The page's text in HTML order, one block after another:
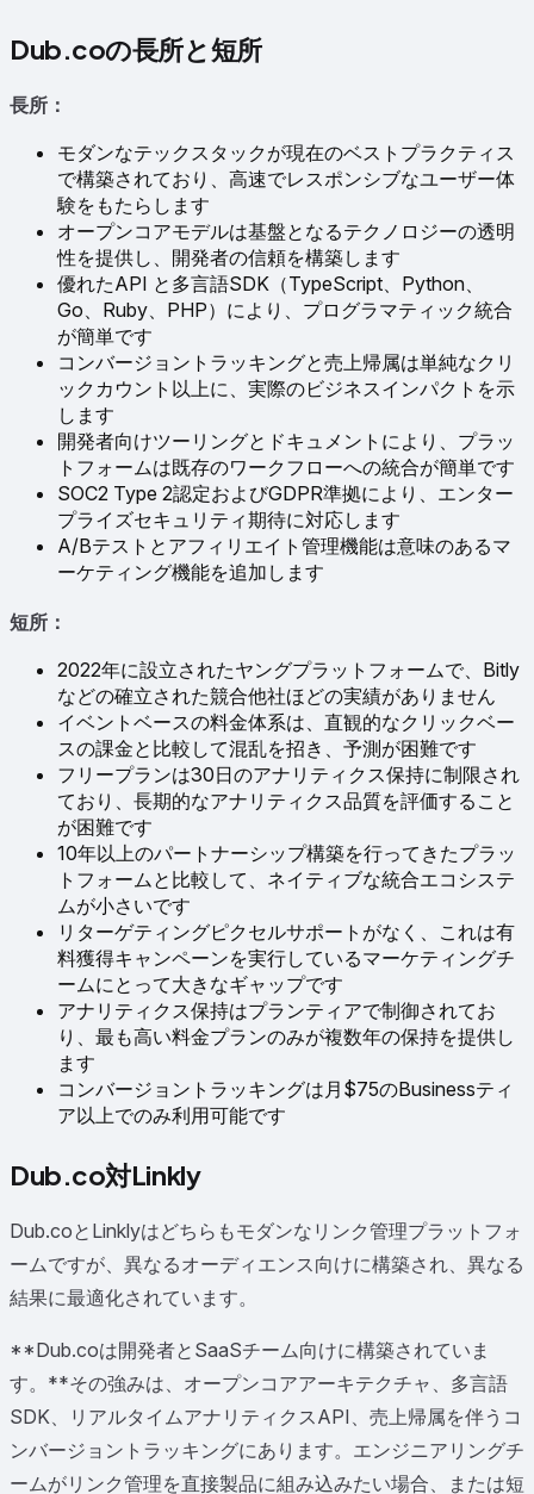
Dub.coの長所と短所
長所：
モダンなテックスタックが現在のベストプラクティス
で構築されており、高速でレスポンシブなユーザー体
験をもたらします
オープンコアモデルは基盤となるテクノロジーの透明
性を提供し、開発者の信頼を構築します
優れたAPI と多言語SDK（TypeScript、Python、
Go、Ruby、PHP）により、プログラマティック統合
が簡単です
コンバージョントラッキングと売上帰属は単純なクリ
ックカウント以上に、実際のビジネスインパクトを示
します
開発者向けツーリングとドキュメントにより、プラッ
トフォームは既存のワークフローへの統合が簡単です
SOC2 Type 2認定およびGDPR準拠により、エンター
プライズセキュリティ期待に対応します
A/Bテストとアフィリエイト管理機能は意味のあるマ
ーケティング機能を追加します
短所：
2022年に設立されたヤングプラットフォームで、Bitly
などの確立された競合他社ほどの実績がありません
イベントベースの料金体系は、直観的なクリックベー
スの課金と比較して混乱を招き、予測が困難です
フリープランは30日のアナリティクス保持に制限され
ており、長期的なアナリティクス品質を評価すること
が困難です
10年以上のパートナーシップ構築を行ってきたプラッ
トフォームと比較して、ネイティブな統合エコシステ
ムが小さいです
リターゲティングピクセルサポートがなく、これは有
料獲得キャンペーンを実行しているマーケティングチ
ームにとって大きなギャップです
アナリティクス保持はプランティアで制御されてお
り、最も高い料金プランのみが複数年の保持を提供し
ます
コンバージョントラッキングは月$75のBusinessティ
ア以上でのみ利用可能です
Dub.co対Linkly
Dub.coとLinklyはどちらもモダンなリンク管理プラットフォ
ームですが、異なるオーディエンス向けに構築され、異なる
結果に最適化されています。
**Dub.coは開発者とSaaSチーム向けに構築されていま
す。**その強みは、オープンコアアーキテクチャ、多言語
SDK、リアルタイムアナリティクスAPI、売上帰属を伴うコ
ンバージョントラッキングにあります。エンジニアリングチ
ームがリンク管理を直接製品に組み込みたい場合、または短